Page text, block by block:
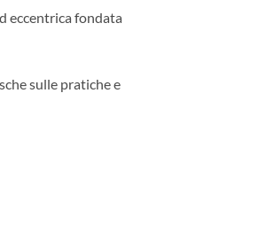
eccentrica fondata
sulle pratiche e